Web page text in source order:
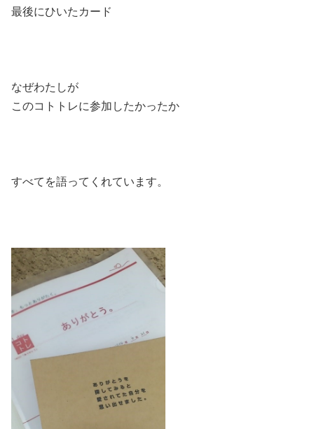
最後にひいたカード
なぜわたしが
このコトトレに参加したかったか
すべてを語ってくれています。